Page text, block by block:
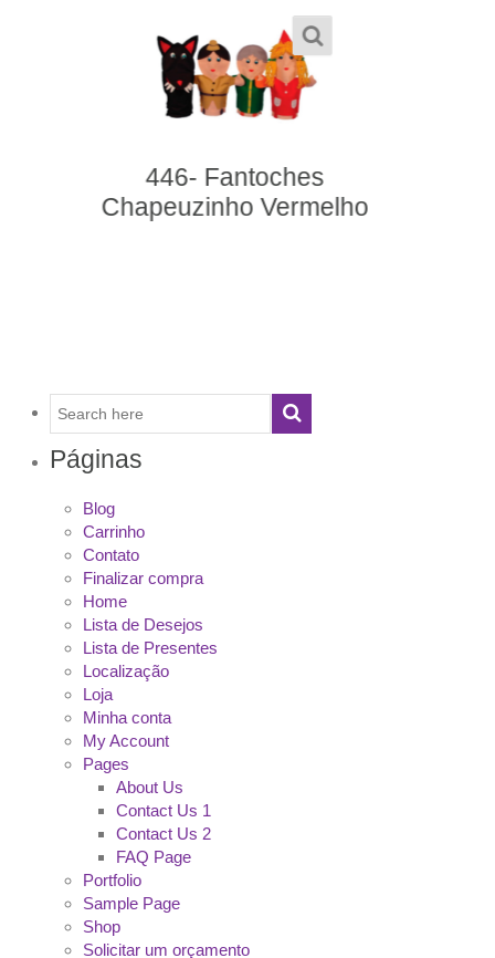
276- Loto Leitura
Páginas
Blog
Carrinho
Contato
Finalizar compra
Home
Lista de Desejos
Lista de Presentes
Localização
Loja
Minha conta
My Account
Pages
About Us
Contact Us 1
Contact Us 2
FAQ Page
Portfolio
Sample Page
Shop
Solicitar um orçamento